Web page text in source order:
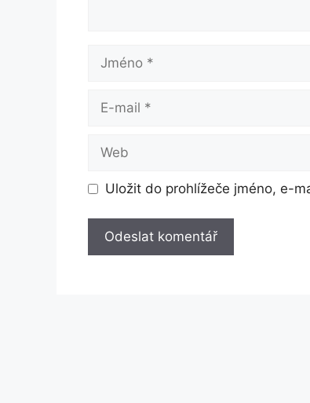
Jméno
mail
Uložit do prohlížeče jméno, e-